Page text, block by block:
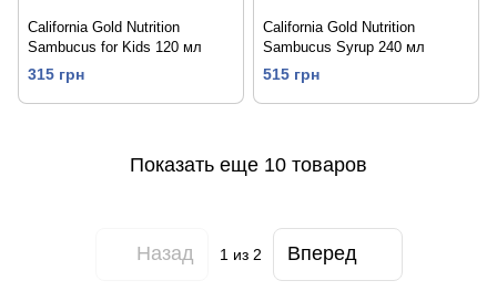
California Gold Nutrition
Sambucus for Kids 120 мл
315 грн
California Gold Nutrition
Sambucus Syrup 240 мл
515 грн
Показать еще 10 товаров
Назад 1 из 2 Вперед